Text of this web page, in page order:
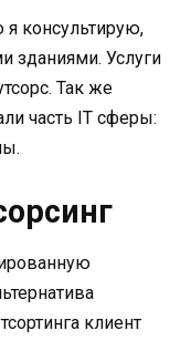
консультирую,
зданиями. Услуги
Так же
часть IT сферы:
клиент